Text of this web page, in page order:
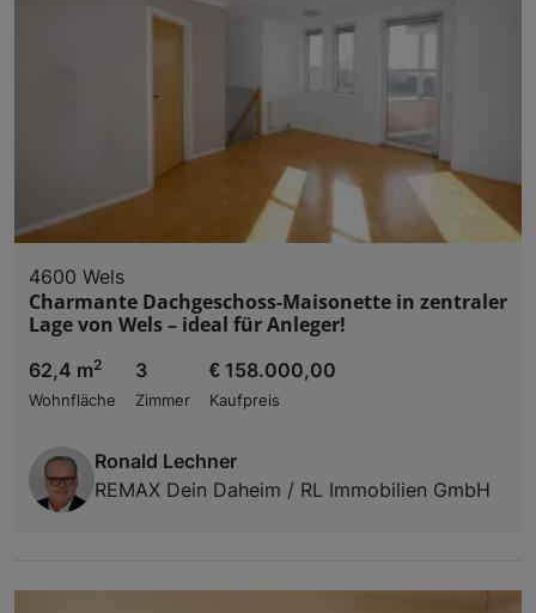
4600 Wels
Charmante Dachgeschoss-Maisonette in zentraler
Lage von Wels – ideal für Anleger!
62,4 m2
Wohnfläche
3
Zimmer
€ 158.000,00
Kaufpreis
Ronald Lechner
REMAX Dein Daheim / RL Immobilien GmbH
Zugriff auf Informationen auf einem Endgerät.
Liste der Partner (Lieferanten)